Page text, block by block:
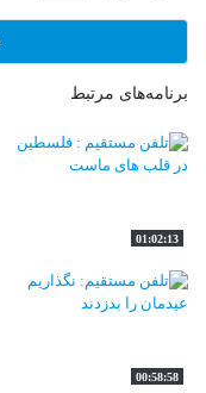
برنامه‌های مرتبط
01:02:13
00:58:58